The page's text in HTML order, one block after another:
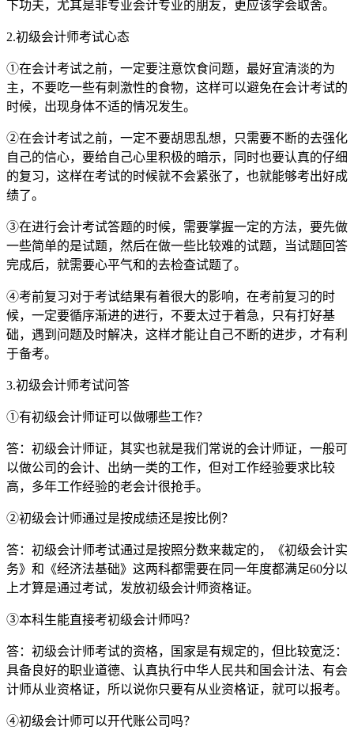
下功夫，尤其是非专业会计专业的朋友，更应该学会取舍。
2.初级会计师考试心态
①在会计考试之前，一定要注意饮食问题，最好宜清淡的为
主，不要吃一些有刺激性的食物，这样可以避免在会计考试的
时候，出现身体不适的情况发生。
②在会计考试之前，一定不要胡思乱想，只需要不断的去强化
自己的信心，要给自己心里积极的暗示，同时也要认真的仔细
的复习，这样在考试的时候就不会紧张了，也就能够考出好成
绩了。
③在进行会计考试答题的时候，需要掌握一定的方法，要先做
一些简单的是试题，然后在做一些比较难的试题，当试题回答
完成后，就需要心平气和的去检查试题了。
④考前复习对于考试结果有着很大的影响，在考前复习的时
候，一定要循序渐进的进行，不要太过于着急，只有打好基
础，遇到问题及时解决，这样才能让自己不断的进步，才有利
于备考。
3.初级会计师考试问答
①有初级会计师证可以做哪些工作？
答：初级会计师证，其实也就是我们常说的会计师证，一般可
以做公司的会计、出纳一类的工作，但对工作经验要求比较
高，多年工作经验的老会计很抢手。
②初级会计师通过是按成绩还是按比例？
答：初级会计师考试通过是按照分数来裁定的，《初级会计实
务》和《经济法基础》这两科都需要在同一年度都满足60分以
上才算是通过考试，发放初级会计师资格证。
③本科生能直接考初级会计师吗？
答：初级会计师考试的资格，国家是有规定的，但比较宽泛：
具备良好的职业道德、认真执行中华人民共和国会计法、有会
计师从业资格证，所以说你只要有从业资格证，就可以报考。
④初级会计师可以开代账公司吗？